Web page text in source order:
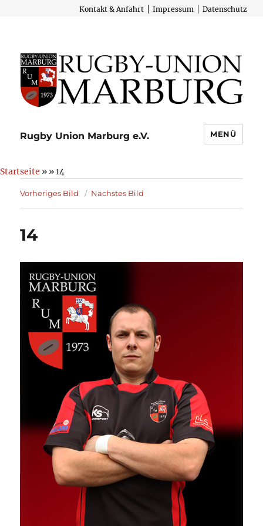
Kontakt & Anfahrt Impressum Datenschutz
Rugby Union Marburg e.V. MENÜ
Startseite » » 14
Vorheriges Bild Nächstes Bild
14